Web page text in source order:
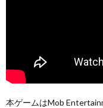
本ゲームはMob